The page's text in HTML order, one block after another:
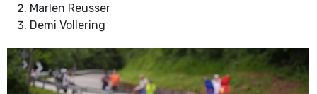
Marlen Reusser
Demi Vollering